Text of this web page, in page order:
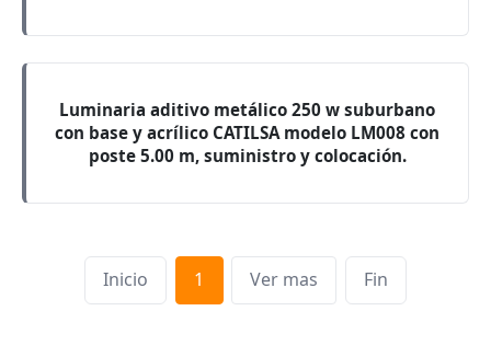
Luminaria aditivo metálico 250 w suburbano
con base y acrílico CATILSA modelo LM008 con
poste 5.00 m, suministro y colocación.
Inicio 1 Ver mas Fin